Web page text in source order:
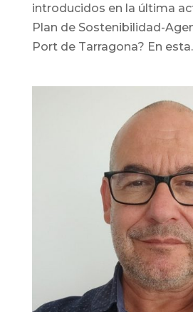
introducidos en la última
Plan de Sostenibilidad-
Port de Tarragona? En